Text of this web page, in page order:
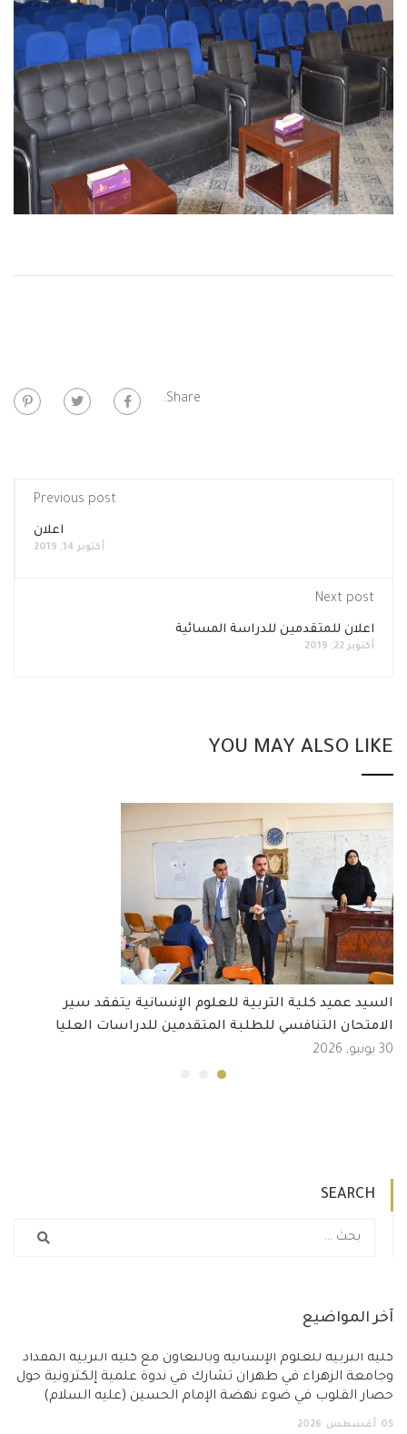
Share:
Previous post
اعلان
أكتوبر 14, 2019
Next post
اعلان للمتقدمين للدراسة المسائية
أكتوبر 22, 2019
YOU MAY ALSO LIKE
السيد عميد كلية التربية للعلوم الإنسانية يتفقد سير
الامتحان التنافسي للطلبة المتقدمين للدراسات العليا
30 يونيو, 2026
SEARCH
آخر المواضيع
كلية التربية للعلوم الإنسانية وبالتعاون مع كلية التربية المقداد
وجامعة الزهراء في طهران تشارك في ندوة علمية إلكترونية حول
حصار القلوب في ضوء نهضة الإمام الحسين (عليه السلام)
05 أغسطس 2026